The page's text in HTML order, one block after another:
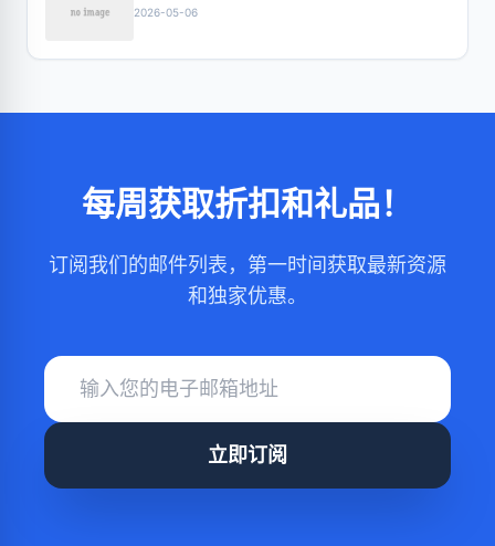
2026-05-06
每周获取折扣和礼品！
订阅我们的邮件列表，第一时间获取最新资源
和独家优惠。
立即订阅